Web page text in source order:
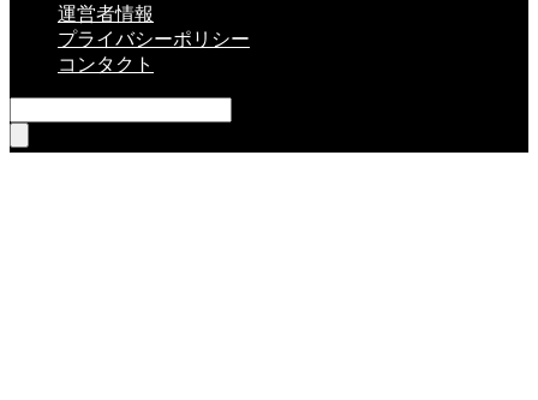
運営者情報
プライバシーポリシー
コンタクト